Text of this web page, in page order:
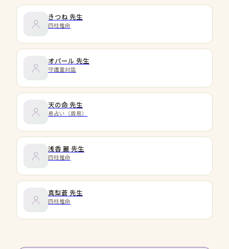
きつね 先生
四柱推命
オパール 先生
守護霊対話
天の命 先生
易占い（周易）
浅香 麗 先生
四柱推命
真梨蒼 先生
四柱推命